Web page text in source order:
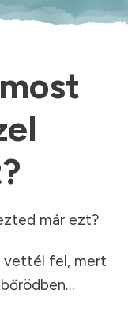
már ezt?
vettél fel, mert